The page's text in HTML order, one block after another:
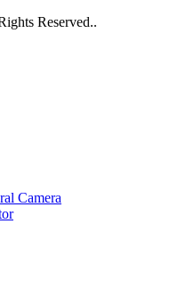
Reserved..
Camera